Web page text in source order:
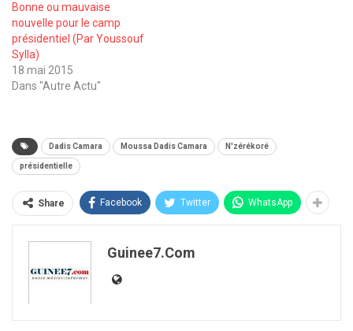
Bonne ou mauvaise
nouvelle pour le camp
présidentiel (Par Youssouf
Sylla)
18 mai 2015
Dans "Autre Actu"
Dadis Camara Moussa Dadis Camara N'zérékoré
présidentielle
Share Facebook Twitter WhatsApp
Guinee7.com